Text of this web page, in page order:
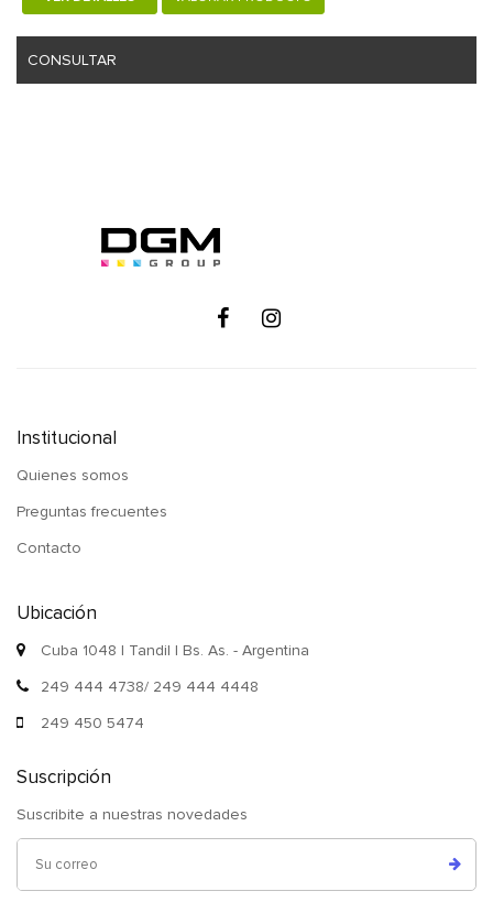
CONSULTAR
Institucional
Quienes somos
Preguntas frecuentes
Contacto
Ubicación
Cuba 1048 | Tandil | Bs. As. - Argentina
249 444 4738/ 249 444 4448
249 450 5474
Suscripción
Suscribite a nuestras novedades